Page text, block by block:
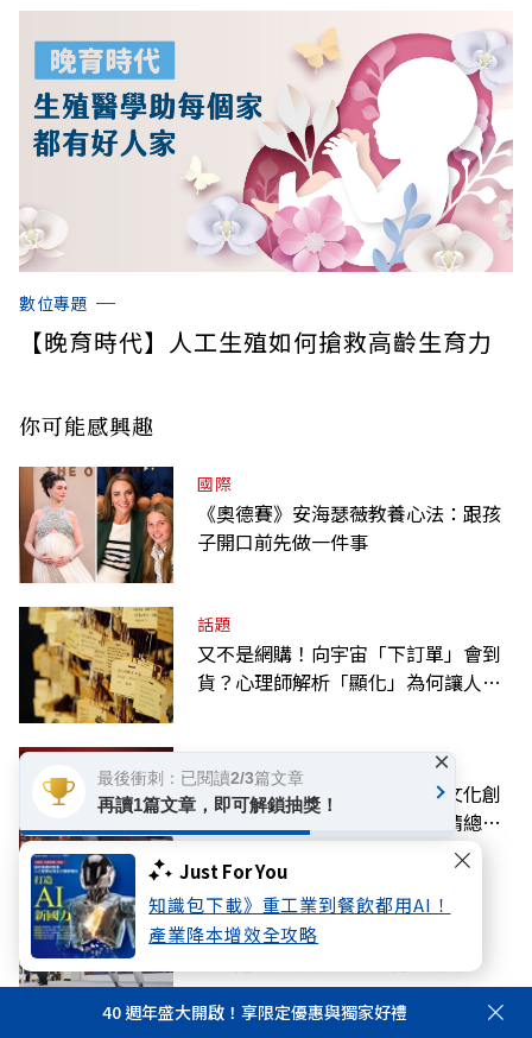
Just For You
知識包下載》重工業到餐飲都用AI！
產業降本增效全攻略
數位專題
【晚育時代】人工生殖如何搶救高齡生育力
你可能感興趣
國際
《奧德賽》安海瑟薇教養心法：跟孩
子開口前先做一件事
話題
又不是網購！向宇宙「下訂單」會到
貨？心理師解析「顯化」為何讓人無
話題
厚植臺灣軟實力！遠見‧天下文化創
辦人高希均辭世，文化部將呈請總統
科技
黃仁勳點名機器人是下波AI浪潮關
40 週年盛大開啟！享限定優惠與獨家好禮
最後衝刺：已閱讀2/3篇文章
再讀1篇文章，即可解鎖抽獎！
×